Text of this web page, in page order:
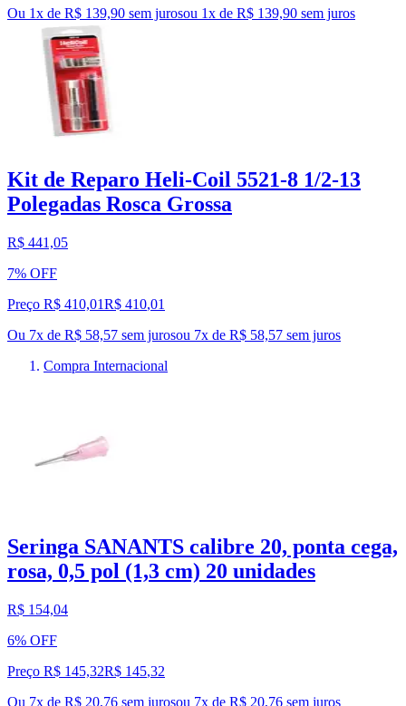
Ou 1x de R$ 139,90 sem jurosou 1x de R$ 139,90 sem juros
Kit de Reparo Heli-Coil 5521-8 1/2-13
Polegadas Rosca Grossa
R$ 441,05
7% OFF
Preço R$ 410,01R$ 410,01
Ou 7x de R$ 58,57 sem jurosou 7x de R$ 58,57 sem juros
Compra Internacional
Seringa SANANTS calibre 20, ponta cega,
rosa, 0,5 pol (1,3 cm) 20 unidades
R$ 154,04
6% OFF
Preço R$ 145,32R$ 145,32
Ou 7x de R$ 20,76 sem jurosou 7x de R$ 20,76 sem juros